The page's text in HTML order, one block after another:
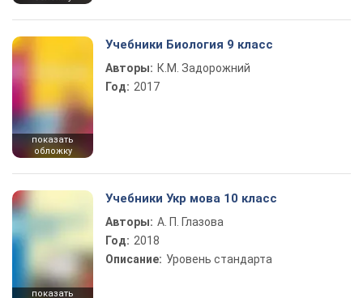
показать
обложку
Учебники Биология 9 класс
Авторы: К.М. Задорожний
Год: 2017
показать
Учебники Укр мова 10 класс
Авторы: А. П. Глазова
Год: 2018
Описание: Уровень стандарта